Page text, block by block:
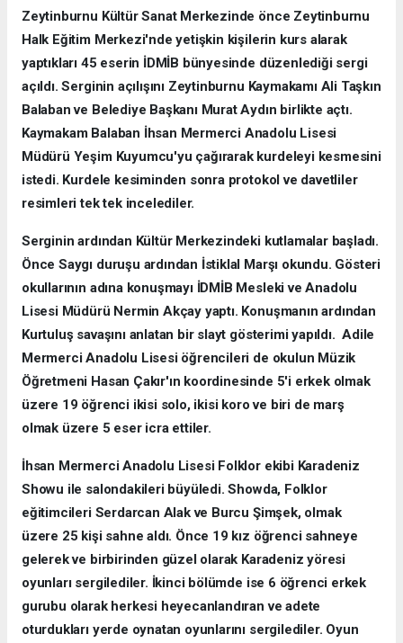
Zeytinburnu Kültür Sanat Merkezinde önce Zeytinburnu
Halk Eğitim Merkezi'nde yetişkin kişilerin kurs alarak
yaptıkları 45 eserin İDMİB bünyesinde düzenlediği sergi
açıldı. Serginin açılışını Zeytinburnu Kaymakamı Ali Taşkın
Balaban ve Belediye Başkanı Murat Aydın birlikte açtı.
Kaymakam Balaban İhsan Mermerci Anadolu Lisesi
Müdürü Yeşim Kuyumcu'yu çağırarak kurdeleyi kesmesini
istedi. Kurdele kesiminden sonra protokol ve davetliler
resimleri tek tek incelediler.
Serginin ardından Kültür Merkezindeki kutlamalar başladı.
Önce Saygı duruşu ardından İstiklal Marşı okundu. Gösteri
okullarının adına konuşmayı İDMİB Mesleki ve Anadolu
Lisesi Müdürü Nermin Akçay yaptı. Konuşmanın ardından
Kurtuluş savaşını anlatan bir slayt gösterimi yapıldı. Adile
Mermerci Anadolu Lisesi öğrencileri de okulun Müzik
Öğretmeni Hasan Çakır'ın koordinesinde 5'i erkek olmak
üzere 19 öğrenci ikisi solo, ikisi koro ve biri de marş
olmak üzere 5 eser icra ettiler.
İhsan Mermerci Anadolu Lisesi Folklor ekibi Karadeniz
Showu ile salondakileri büyüledi. Showda, Folklor
eğitimcileri Serdarcan Alak ve Burcu Şimşek, olmak
üzere 25 kişi sahne aldı. Önce 19 kız öğrenci sahneye
gelerek ve birbirinden güzel olarak Karadeniz yöresi
oyunları sergilediler. İkinci bölümde ise 6 öğrenci erkek
gurubu olarak herkesi heyecanlandıran ve adete
oturdukları yerde oynatan oyunlarını sergilediler. Oyun